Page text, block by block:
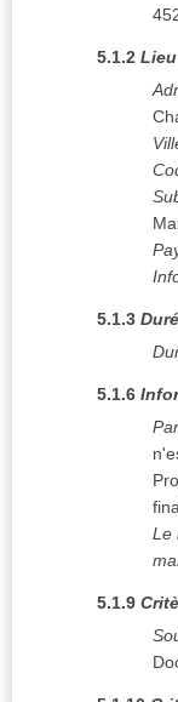
5.1.2
5.1.3
5.1.6
Le
5.1.9